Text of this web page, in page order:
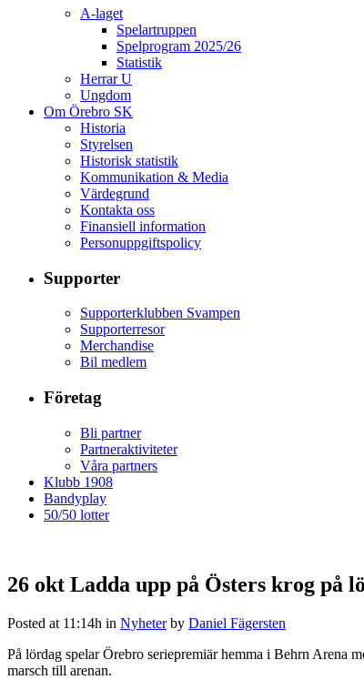
A-laget
Spelartruppen
Spelprogram 2025/26
Statistik
Herrar U
Ungdom
Om Örebro SK
Historia
Styrelsen
Historisk statistik
Kommunikation & Media
Värdegrund
Kontakta oss
Finansiell information
Personuppgiftspolicy
Supporter
Supporterklubben Svampen
Supporterresor
Merchandise
Bil medlem
Företag
Bli partner
Partneraktiviteter
Våra partners
Klubb 1908
Bandyplay
50/50 lotter
26 okt Ladda upp på Östers krog på
Posted at 11:14h in Nyheter by Daniel Fägersten
På lördag spelar Örebro seriepremiär hemma i Behrn Arena
marsch till arenan.